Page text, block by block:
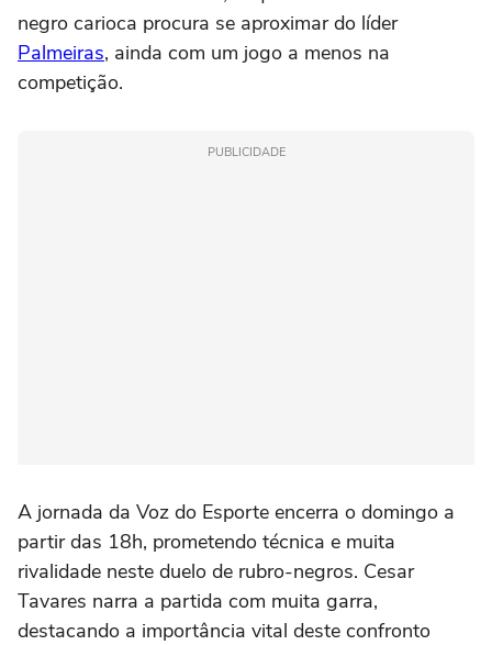
negro carioca procura se aproximar do líder
Palmeiras, ainda com um jogo a menos na
competição.
PUBLICIDADE
A jornada da Voz do Esporte encerra o domingo a
partir das 18h, prometendo técnica e muita
rivalidade neste duelo de rubro-negros. Cesar
Tavares narra a partida com muita garra,
destacando a importância vital deste confronto